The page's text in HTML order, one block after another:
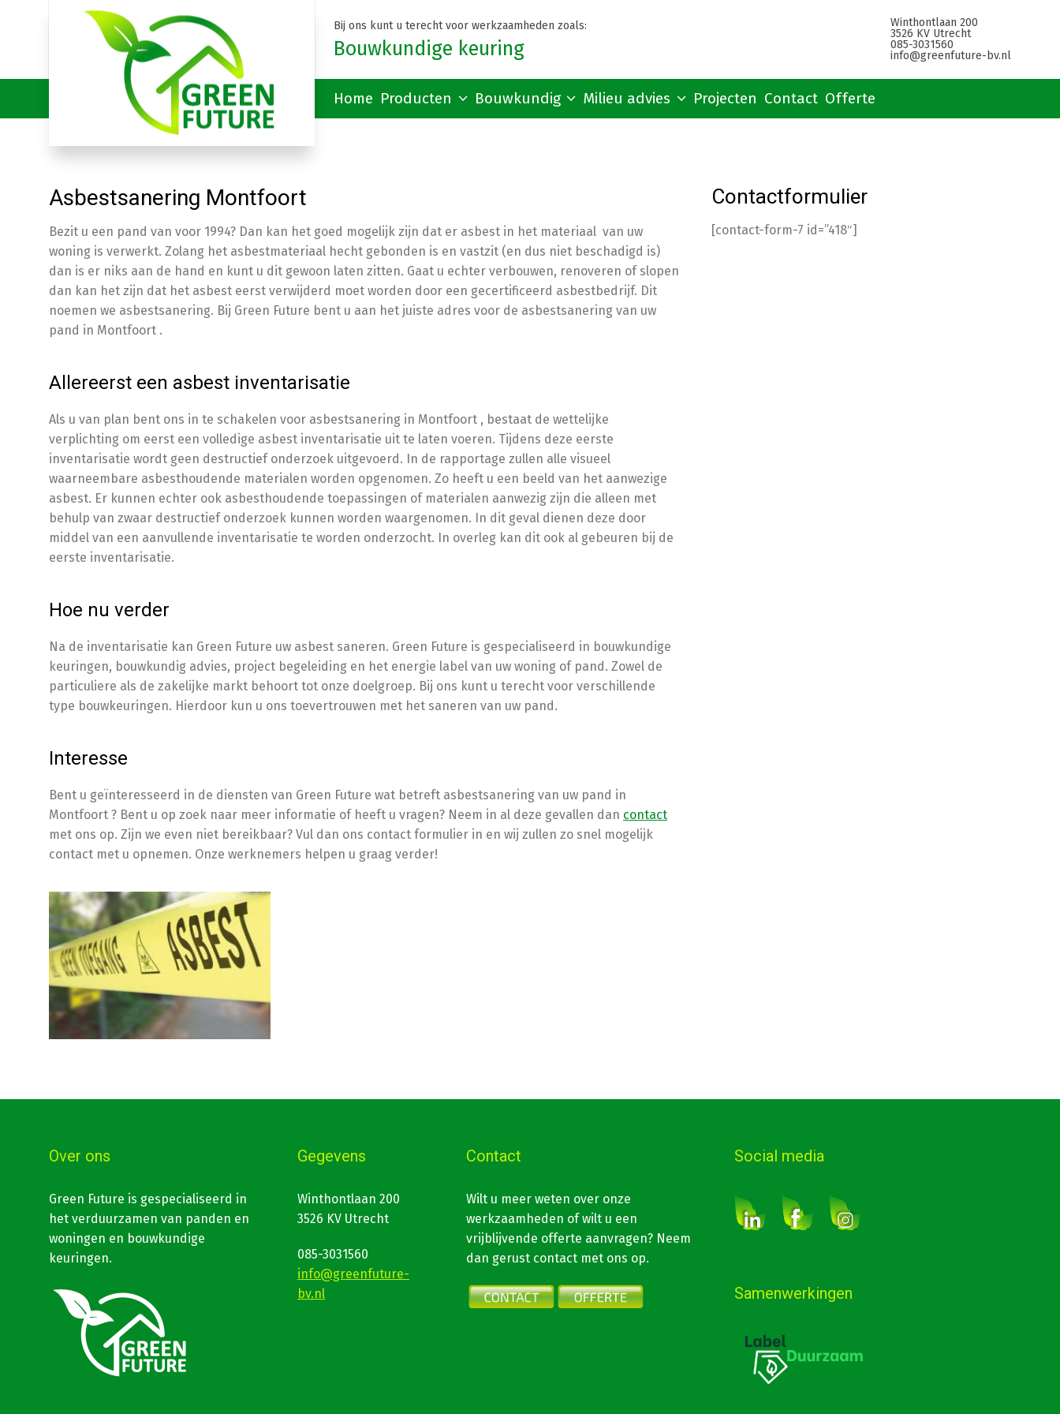
Bij ons kunt u terecht voor werkzaamheden zoals:
Bouwkundige keuring
Winthontlaan 200
3526 KV Utrecht
085-3031560
info@greenfuture-bv.nl
Home Producten Bouwkundig Milieu advies Projecten Contact Offerte
Asbestsanering Montfoort
Bezit u een pand van voor 1994? Dan kan het goed mogelijk zijn dat er asbest in het materiaal van uw
woning is verwerkt. Zolang het asbestmateriaal hecht gebonden is en vastzit (en dus niet beschadigd is)
dan is er niks aan de hand en kunt u dit gewoon laten zitten. Gaat u echter verbouwen, renoveren of slopen
dan kan het zijn dat het asbest eerst verwijderd moet worden door een gecertificeerd asbestbedrijf. Dit
noemen we asbestsanering. Bij Green Future bent u aan het juiste adres voor de asbestsanering van uw
pand in Montfoort .
Allereerst een asbest inventarisatie
Als u van plan bent ons in te schakelen voor asbestsanering in Montfoort , bestaat de wettelijke
verplichting om eerst een volledige asbest inventarisatie uit te laten voeren. Tijdens deze eerste
inventarisatie wordt geen destructief onderzoek uitgevoerd. In de rapportage zullen alle visueel
waarneembare asbesthoudende materialen worden opgenomen. Zo heeft u een beeld van het aanwezige
asbest. Er kunnen echter ook asbesthoudende toepassingen of materialen aanwezig zijn die alleen met
behulp van zwaar destructief onderzoek kunnen worden waargenomen. In dit geval dienen deze door
middel van een aanvullende inventarisatie te worden onderzocht. In overleg kan dit ook al gebeuren bij de
eerste inventarisatie.
Hoe nu verder
Na de inventarisatie kan Green Future uw asbest saneren. Green Future is gespecialiseerd in bouwkundige
keuringen, bouwkundig advies, project begeleiding en het energie label van uw woning of pand. Zowel de
particuliere als de zakelijke markt behoort tot onze doelgroep. Bij ons kunt u terecht voor verschillende
type bouwkeuringen. Hierdoor kun u ons toevertrouwen met het saneren van uw pand.
Interesse
Bent u geïnteresseerd in de diensten van Green Future wat betreft asbestsanering van uw pand in
Montfoort ? Bent u op zoek naar meer informatie of heeft u vragen? Neem in al deze gevallen dan contact
met ons op. Zijn we even niet bereikbaar? Vul dan ons contact formulier in en wij zullen zo snel mogelijk
contact met u opnemen. Onze werknemers helpen u graag verder!
Contactformulier
[contact-form-7 id=”418″]
Over ons
Green Future is gespecialiseerd in
het verduurzamen van panden en
woningen en bouwkundige
keuringen.
Gegevens
Winthontlaan 200
3526 KV Utrecht
085-3031560
info@greenfuture-
bv.nl
Contact
Wilt u meer weten over onze
werkzaamheden of wilt u een
vrijblijvende offerte aanvragen? Neem
dan gerust contact met ons op.
Social media
Samenwerkingen